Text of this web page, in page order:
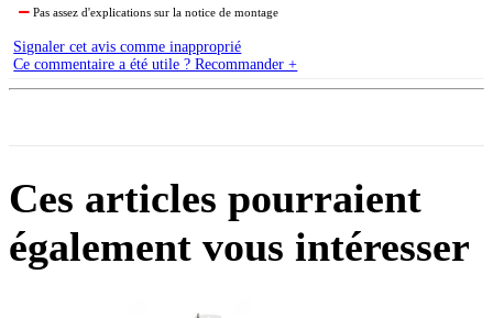
Pas assez d'explications sur la notice de montage
Signaler cet avis comme inapproprié
Ce commentaire a été utile ? Recommander +
Ces articles pourraient
également vous intéresser